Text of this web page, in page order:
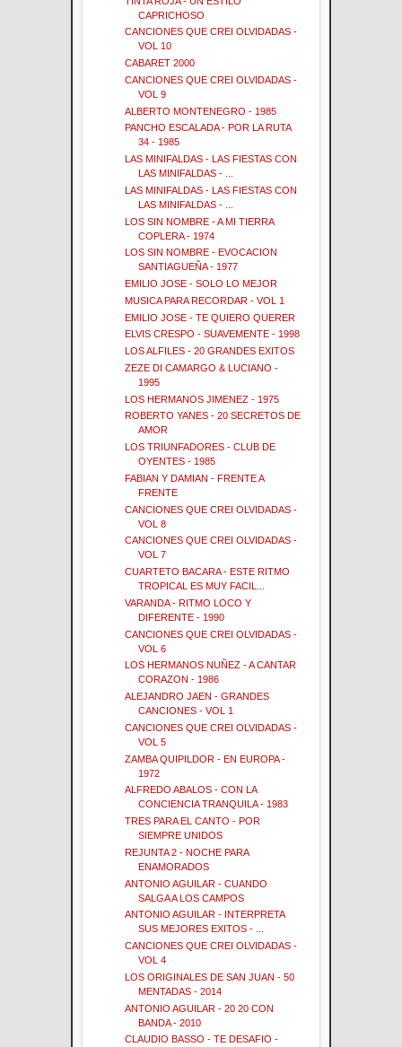
CAPRICHOSO
CANCIONES QUE CREI OLVIDADAS -
VOL 10
CABARET 2000
CANCIONES QUE CREI OLVIDADAS -
VOL 9
ALBERTO MONTENEGRO - 1985
PANCHO ESCALADA - POR LA RUTA
34 - 1985
LAS MINIFALDAS - LAS FIESTAS CON
LAS MINIFALDAS - ...
LAS MINIFALDAS - LAS FIESTAS CON
LAS MINIFALDAS - ...
LOS SIN NOMBRE - A MI TIERRA
COPLERA - 1974
LOS SIN NOMBRE - EVOCACION
SANTIAGUEÑA - 1977
EMILIO JOSE - SOLO LO MEJOR
MUSICA PARA RECORDAR - VOL 1
EMILIO JOSE - TE QUIERO QUERER
ELVIS CRESPO - SUAVEMENTE - 1998
LOS ALFILES - 20 GRANDES EXITOS
ZEZE DI CAMARGO & LUCIANO -
1995
LOS HERMANOS JIMENEZ - 1975
ROBERTO YANES - 20 SECRETOS DE
AMOR
LOS TRIUNFADORES - CLUB DE
OYENTES - 1985
FABIAN Y DAMIAN - FRENTE A
FRENTE
CANCIONES QUE CREI OLVIDADAS -
VOL 8
CANCIONES QUE CREI OLVIDADAS -
VOL 7
CUARTETO BACARA - ESTE RITMO
TROPICAL ES MUY FACIL...
VARANDA - RITMO LOCO Y
DIFERENTE - 1990
CANCIONES QUE CREI OLVIDADAS -
VOL 6
LOS HERMANOS NUÑEZ - A CANTAR
CORAZON - 1986
ALEJANDRO JAEN - GRANDES
CANCIONES - VOL 1
CANCIONES QUE CREI OLVIDADAS -
VOL 5
ZAMBA QUIPILDOR - EN EUROPA -
1972
ALFREDO ABALOS - CON LA
CONCIENCIA TRANQUILA - 1983
TRES PARA EL CANTO - POR
SIEMPRE UNIDOS
REJUNTA 2 - NOCHE PARA
ENAMORADOS
ANTONIO AGUILAR - CUANDO
SALGA A LOS CAMPOS
ANTONIO AGUILAR - INTERPRETA
SUS MEJORES EXITOS - ...
CANCIONES QUE CREI OLVIDADAS -
VOL 4
LOS ORIGINALES DE SAN JUAN - 50
MENTADAS - 2014
ANTONIO AGUILAR - 20 20 CON
BANDA - 2010
CLAUDIO BASSO - TE DESAFIO -